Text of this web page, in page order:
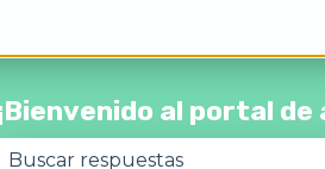
al portal de